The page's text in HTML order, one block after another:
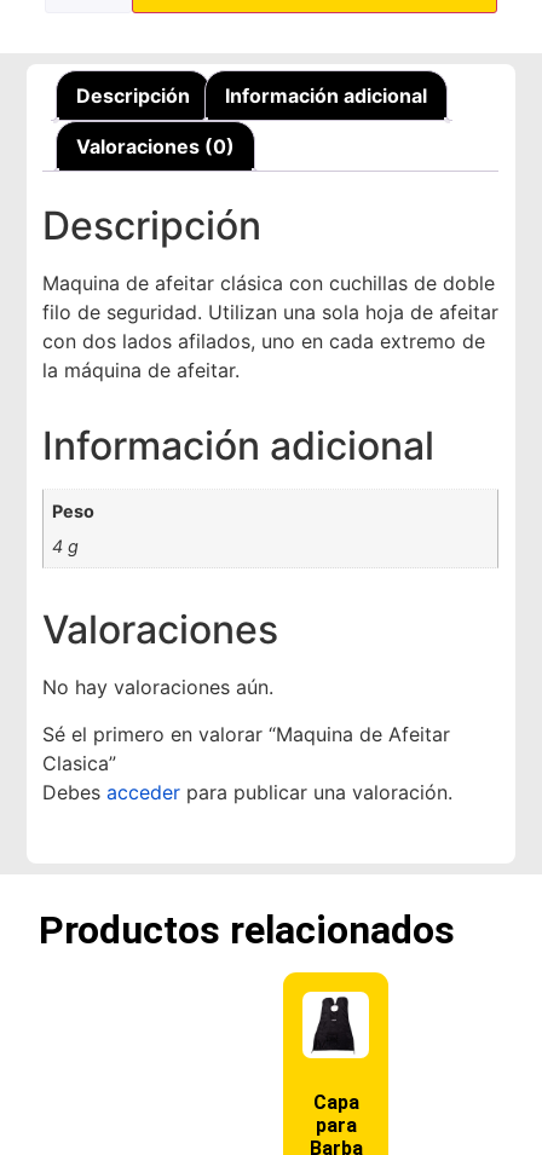
Descripción Información adicional
Valoraciones (0)
Descripción
Maquina de afeitar clásica con cuchillas de doble
filo de seguridad. Utilizan una sola hoja de afeitar
con dos lados afilados, uno en cada extremo de
la máquina de afeitar.
Información adicional
Peso
4 g
Valoraciones
No hay valoraciones aún.
Sé el primero en valorar “Maquina de Afeitar
Clasica”
Debesacceder para publicar una valoración.
Productos relacionados
Capa
para
Barba